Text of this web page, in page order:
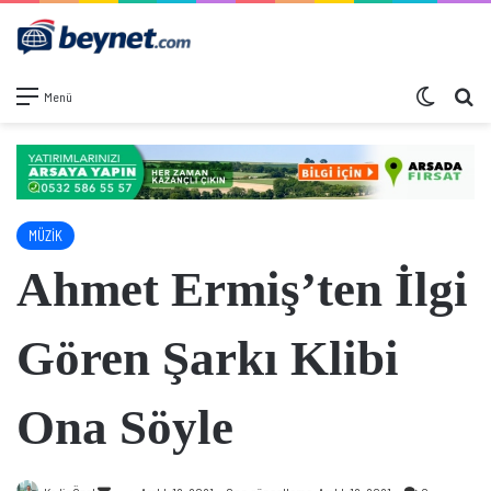
Menü Dış
MÜZİK
Ahmet Ermiş’ten İlgi
Gören Şarkı Klibi
Ona Söyle